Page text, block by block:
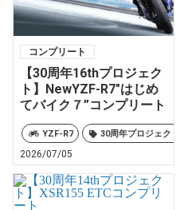
コンプリート
【30周年16thプロジェク
ト】NewYZF-R7″はじめ
てバイク７”コンプリート
YZF-R7 30周年プロジェクト
2026/07/05